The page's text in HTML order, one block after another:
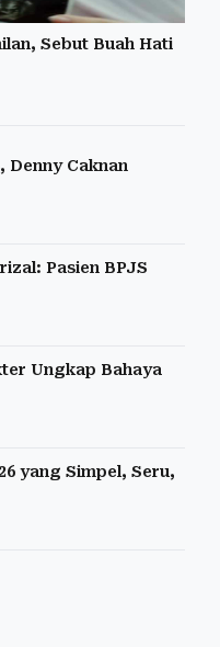
Sebut Buah Hati
Denny Caknan
Pasien BPJS
Ungkap Bahaya
yang Simpel, Seru,